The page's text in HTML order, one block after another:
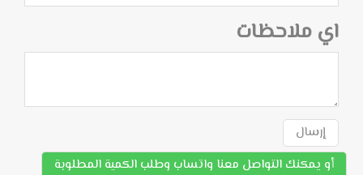
اي ملاحظات
إرسال
أو يمكنك التواصل معنا واتساب وطلب الكمية المطلوبة